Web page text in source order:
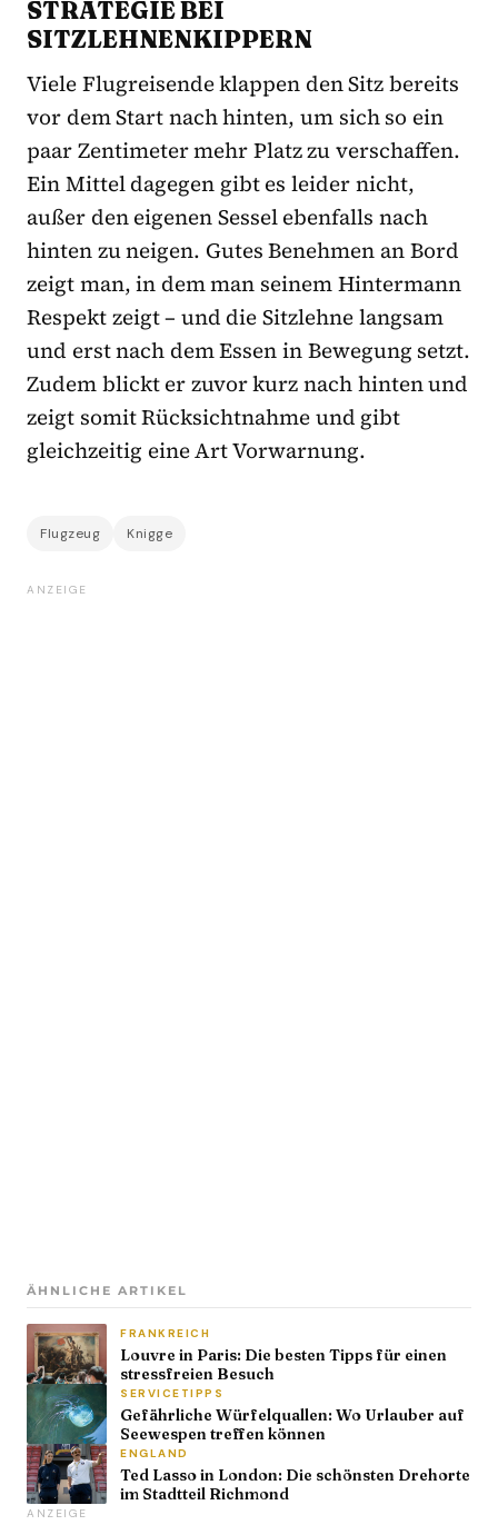
STRATEGIE BEI
SITZLEHNENKIPPERN
Viele Flugreisende klappen den Sitz bereits
vor dem Start nach hinten, um sich so ein
paar Zentimeter mehr Platz zu verschaffen.
Ein Mittel dagegen gibt es leider nicht,
außer den eigenen Sessel ebenfalls nach
hinten zu neigen. Gutes Benehmen an Bord
zeigt man, in dem man seinem Hintermann
Respekt zeigt – und die Sitzlehne langsam
und erst nach dem Essen in Bewegung setzt.
Zudem blickt er zuvor kurz nach hinten und
zeigt somit Rücksichtnahme und gibt
gleichzeitig eine Art Vorwarnung.
Flugzeug Knigge
ANZEIGE
ÄHNLICHE ARTIKEL
FRANKREICH
Louvre in Paris: Die besten Tipps für einen
stressfreien Besuch
SERVICETIPPS
Gefährliche Würfelquallen: Wo Urlauber auf
Seewespen treffen können
ENGLAND
Ted Lasso in London: Die schönsten Drehorte
im Stadtteil Richmond
ANZEIGE